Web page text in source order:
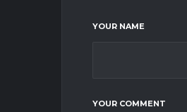
YOUR NAME
YOUR COMMENT